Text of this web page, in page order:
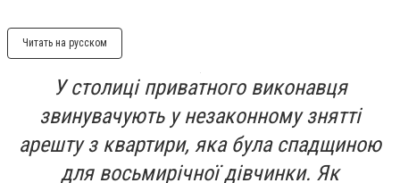
Читать на русском
У столиці приватного виконавця
звинувачують у незаконному знятті
арешту з квартири, яка була спадщиною
для восьмирічної дівчинки. Як